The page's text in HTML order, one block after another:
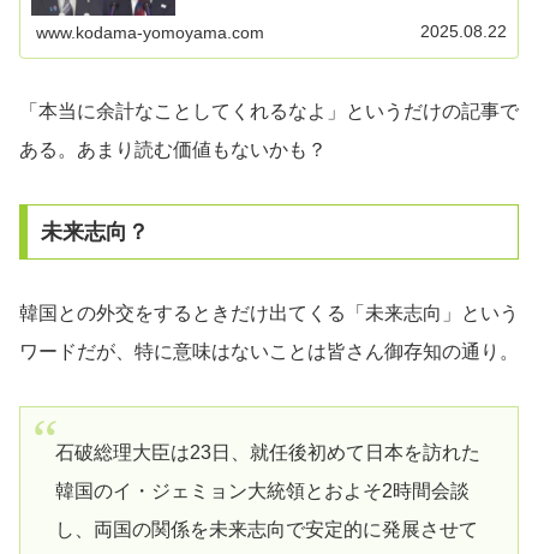
www.kodama-yomoyama.com 2025.08.22
「本当に余計なことしてくれるなよ」というだけの記事で
ある。あまり読む価値もないかも？
未来志向？
韓国との外交をするときだけ出てくる「未来志向」という
ワードだが、特に意味はないことは皆さん御存知の通り。
石破総理大臣は23日、就任後初めて日本を訪れた
韓国のイ・ジェミョン大統領とおよそ2時間会談
し、両国の関係を未来志向で安定的に発展させて